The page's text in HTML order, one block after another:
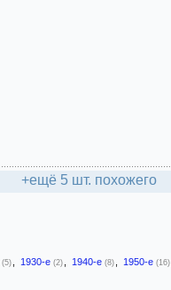
+ещё 5 шт. похожего
(5) 1930-е (2) 1940-е (8) 1950-е (16)